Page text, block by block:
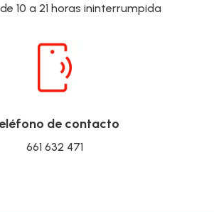
10 a 21 horas ininterrumpida
de contacto
661 632 471